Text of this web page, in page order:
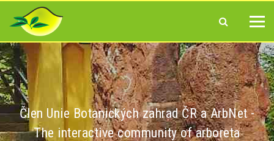
Člen Unie Botanických zahrad ČR a ArbNet -
The interactive community of arboreta